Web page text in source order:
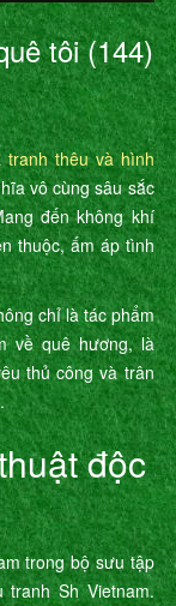
tôi (144)
tranh thêu và hình
vô cùng sâu sắc
đến không khí
thuộc, ấm áp tình
chỉ là tác phẩm
về quê hương, là
thủ công và trân
độc
trong bộ sưu tập
Sh Vietnam.